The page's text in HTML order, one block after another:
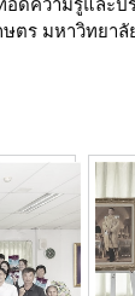
ตร มหาวิทย